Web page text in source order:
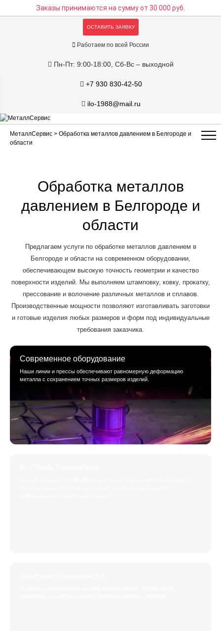
Заказы принимаются на суммуот 30 000 руб.
ОСТАВИТЬ ЗАЯВКУ
Работаем по всей России
Пн-Пт: 9:00-18:00, Сб-Вс – выходной
+7 930 830-42-50
ilo-1988@mail.ru
МеталлСервис > Обработка металлов давлением в Белгороде и
области
Обработка металлов
давлением в Белгороде и
области
Предлагаем услуги по обработке металлов давлением в
Белгороде и области на современном оборудовании,
обеспечивающем высокую точность геометрии и качество
поверхности изделий. Мы выполняем штамповку, ковку, прокатку,
прессование и волочение различных металлов и сплавов.
Производственные мощности позволяют изготавливать заготовки
и готовые изделия любых размеров и форм под индивидуальные
требования заказчика.
Современное оборудование
Наши линии и прессы обеспечивают равномерную деформацию
металла с сохранением точных размеров изделий.